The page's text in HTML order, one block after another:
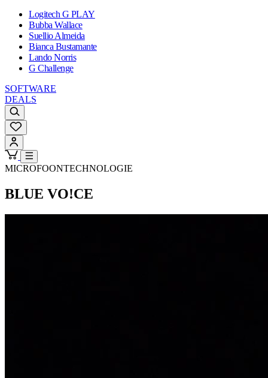
Logitech G PLAY
Bubba Wallace
Suellio Almeida
Bianca Bustamante
Lando Norris
G Challenge
SOFTWARE
DEALS
MICROFOONTECHNOLOGIE
BLUE VO!CE